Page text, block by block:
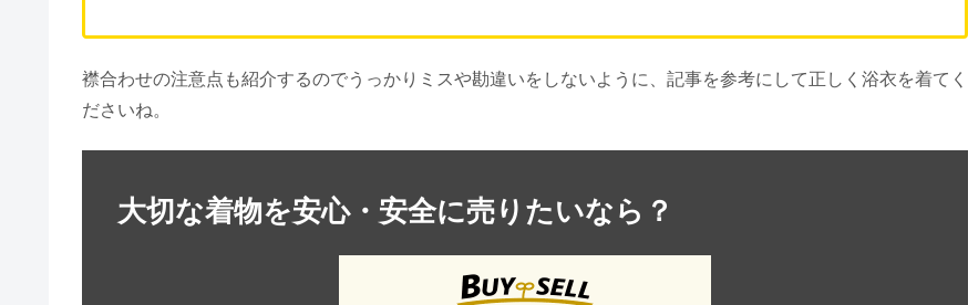
襟合わせの注意点も紹介するのでうっかりミスや勘違いをしないように、記事を参考にして正しく浴衣を着てく
ださいね。
大切な着物を安心・安全に売りたいなら？